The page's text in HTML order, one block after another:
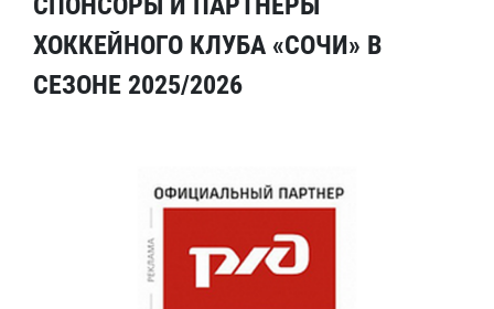
ХОККЕЙНОГО КЛУБА «СОЧИ» В
СЕЗОНЕ 2025/2026